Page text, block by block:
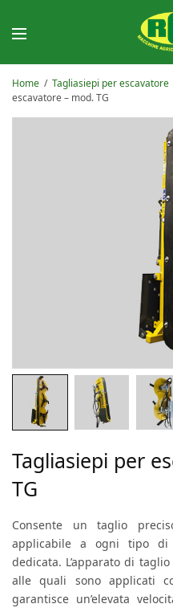
Home / Tagliasiepi per escavatore
escavatore – mod. TG
Tagliasiepi per
TG
Consente un taglio
applicabile a ogni tipo di
dedicata. L’apparato di
alle quali sono applicati
garantisce un’elevata